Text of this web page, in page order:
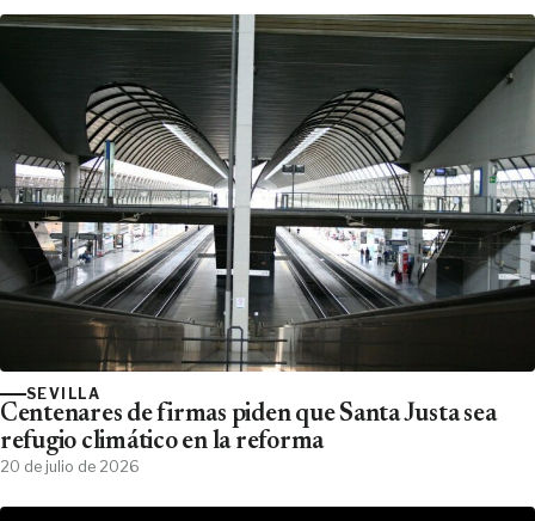
SEVILLA
Centenares de firmas piden que Santa Justa sea
refugio climático en la reforma
20 de julio de 2026